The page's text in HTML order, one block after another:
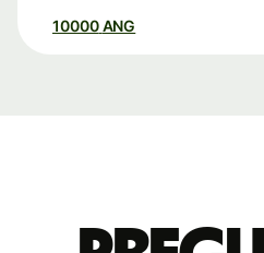
10000 ANG